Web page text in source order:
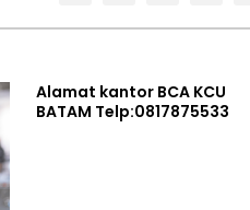
Alamat kantor BCA KCU
BATAM Telp:0817875533